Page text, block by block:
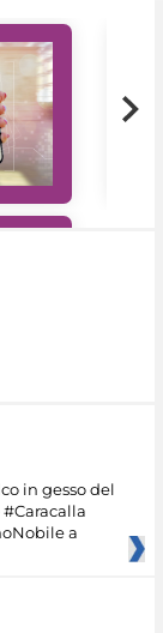
in gesso del
a